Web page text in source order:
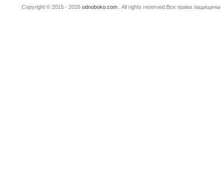
Copyright © 2015 - 2026 odnoboko.com. All rights reserved.Все права защищены.